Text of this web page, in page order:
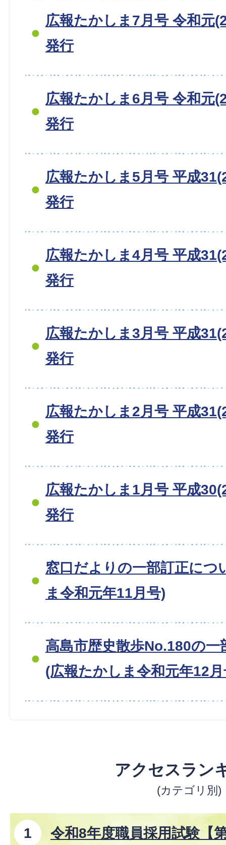
広報たかしま7月号 令和元
発行
広報たかしま6月号 令和元
発行
広報たかしま5月号 平成
発行
広報たかしま4月号 平成
発行
広報たかしま3月号 平成
発行
広報たかしま2月号 平成
発行
広報たかしま1月号 平成
発行
窓口だよりの一部訂正につ
ま令和元年11月号)
高島市歴史散歩No.180の一
(広報たかしま令和元年12
アクセスラン
(カテゴリ別)
令和8年度職員採用試験【